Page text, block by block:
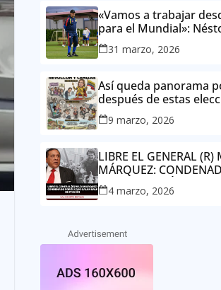
«Vamos a trabajar
para el Mundial»:
Lorenzo, director
Selección Colombia
31 marzo, 2026
Así queda panorama
después de estas
9 marzo, 2026
LIBRE EL GENERAL (R)
MÁRQUEZ:
EL CASO GALÁN SALE
PRISIÓN
4 marzo, 2026